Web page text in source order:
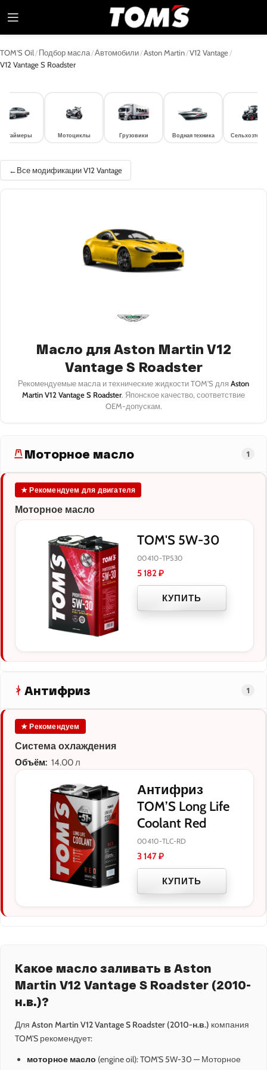
TOM'S Oil /Подбор масла/Автомобили/Aston Martin/V12 Vantage/
V12 Vantage S Roadster
Мотоциклы Грузовики Водная техника
Все модификации V12 Vantage
Масло для Aston Martin V12
Vantage S Roadster
Рекомендуемые масла и технические жидкости TOM'S для Aston
Martin V12 Vantage S Roadster. Японское качество, соответствие
OEM-допускам.
Моторное масло 1
★ Рекомендуем для двигателя
Моторное масло
TOM'S 5W-30
00410-TP530
5 182₽
КУПИТЬ
Антифриз 1
★ Рекомендуем
Система охлаждения
Объём: 14.00 л
Антифриз
TOM’S Long Life
Coolant Red
00410-TLC-RD
3 147₽
КУПИТЬ
Какое масло заливать в Aston
Martin V12 Vantage S Roadster (2010-
н.в.)?
Для Aston Martin V12 Vantage S Roadster (2010-н.в.) компания
TOM'S рекомендует:
моторное масло (engine oil): TOM'S 5W-30 — Моторное